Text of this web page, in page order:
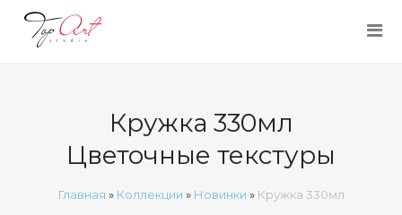
Кружка 330мл
Цветочные текстуры
Главная » Коллекции » Новинки » Кружка 330мл